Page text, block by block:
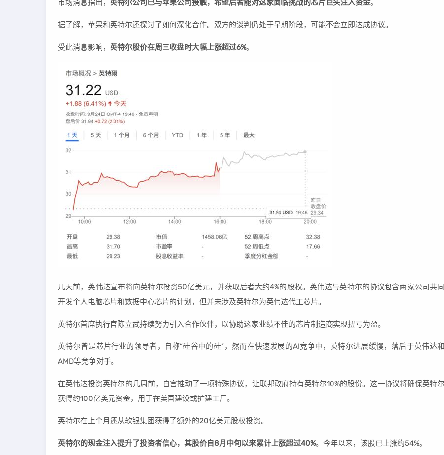
市场消息指出， 英特尔公司已与苹果公司接触，希望后者能对这家面临挑战的芯片巨头注入资金。
据了解，苹果和英特尔还探讨了如何深化合作。双方的谈判仍处于早期阶段，可能不会立即达成协议。
受此消息影响， 英特尔股价在周三收盘时大幅上涨超过6%。
几天前，英伟达宣布将向英特尔投资50亿美元，并获取后者大约4%的股权。英伟达与英特尔的协议包含两家公司共同
开发个人电脑芯片和数据中心芯片的计划，但并未涉及英特尔为英伟达代工芯片。
英特尔首席执行官陈立武持续努力引入合作伙伴，以协助这家业绩不佳的芯片制造商实现扭亏为盈。
英特尔曾是芯片行业的领导者，自称“硅谷中的硅”，然而在快速发展的AI竞争中，英特尔进展缓慢，落后于英伟达和
AMD等竞争对手。
在英伟达投资英特尔的几周前，白宫推动了一项特殊协议，让联邦政府持有英特尔10%的股份。这一协议将确保英特尔
获得约100亿美元资金，用于在美国建设或扩建工厂。
英特尔在上个月还从软银集团获得了额外的20亿美元股权投资。
英特尔的现金注入提升了投资者信心，其股价自8月中旬以来累计上涨超过40%。今年以来，该股已上涨约54%。